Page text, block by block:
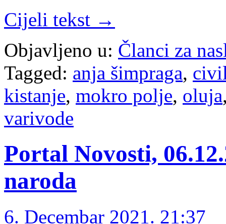
Cijeli tekst →
Objavljeno u: Članci za
Tagged: anja šimpraga,
kistanje, mokro polje, oluja
varivode
Portal Novosti,
naroda
6. Decembar 2021. 21:37